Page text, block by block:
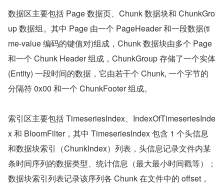
数据区主要包括 Page 数据页、Chunk 数据块和 ChunkGro
up 数据组。其中 Page 由一个 PageHeader 和一段数据(ti
me-value 编码的键值对)组成，Chunk 数据块由多个 Page
和一个 Chunk Header 组成，ChunkGroup 存储了一个实体
(Entity) 一段时间的数据，它由若干个 Chunk, 一个字节的
分隔符 0x00 和一个 ChunkFooter 组成。
索引区主要包括 TimeseriesIndex、IndexOfTimeseriesInde
x 和 BloomFilter，其中 TimeseriesIndex 包含 1 个头信息
和数据块索引（ChunkIndex）列表，头信息记录文件内某
条时间序列的数据类型、统计信息（最大最小时间戳等）；
数据块索引列表记录该序列各 Chunk 在文件中的 offset，